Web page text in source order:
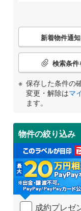
こ
検
条
件
受
け
取
る
・
条
件
を
新着物件通
検索条件
保存した条件の
変更・解除はマ
ます。
物件の絞り込み
成約プレゼ
鹿児島
佐波郡玉村町(10)
邑楽郡千代田町(
新田反町町(1)
堀口町(1)
3階建て以上（0
小学校まで1km
南道路（0）